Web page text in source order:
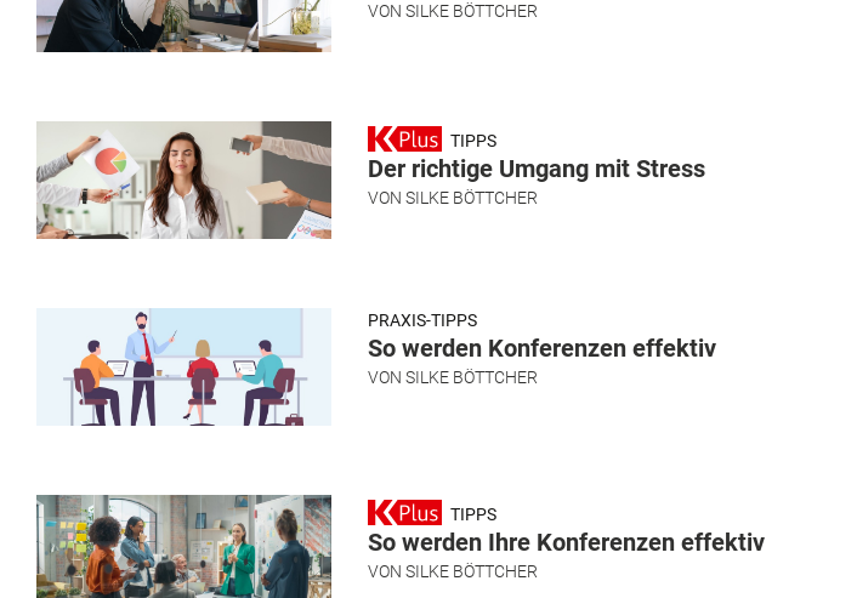
VON SILKE BÖTTCHER
TIPPS
Der richtige Umgang mit Stress
VON SILKE BÖTTCHER
PRAXIS-TIPPS
So werden Konferenzen effektiv
VON SILKE BÖTTCHER
TIPPS
So werden Ihre Konferenzen effektiv
VON SILKE BÖTTCHER